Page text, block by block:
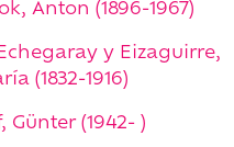
Anton (1896-1967)
y Eizaguirre,
(1832-1916)
Günter (1942- )